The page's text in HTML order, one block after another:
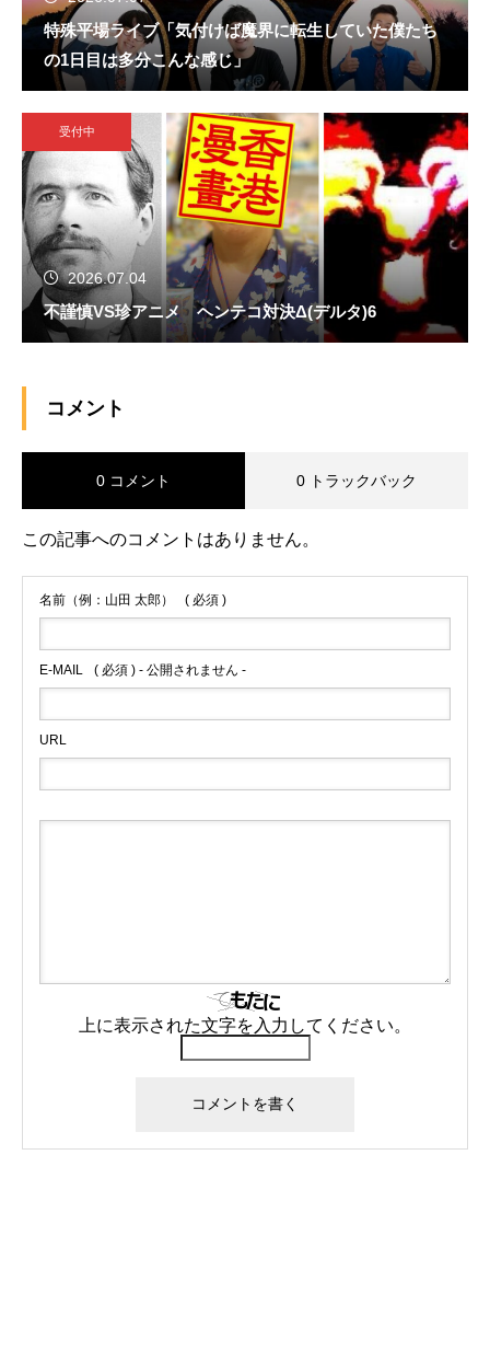
特殊平場ライブ「気付けば魔界に転生していた僕たち
の1日目は多分こんな感じ」
受付中
2026.07.04
不謹慎VS珍アニメ ヘンテコ対決Δ(デルタ)6
コメント
0 コメント 0 トラックバック
この記事へのコメントはありません。
名前（例：山田 太郎） ( 必須 )
E-MAIL ( 必須 ) - 公開されません -
URL
上に表示された文字を入力してください。